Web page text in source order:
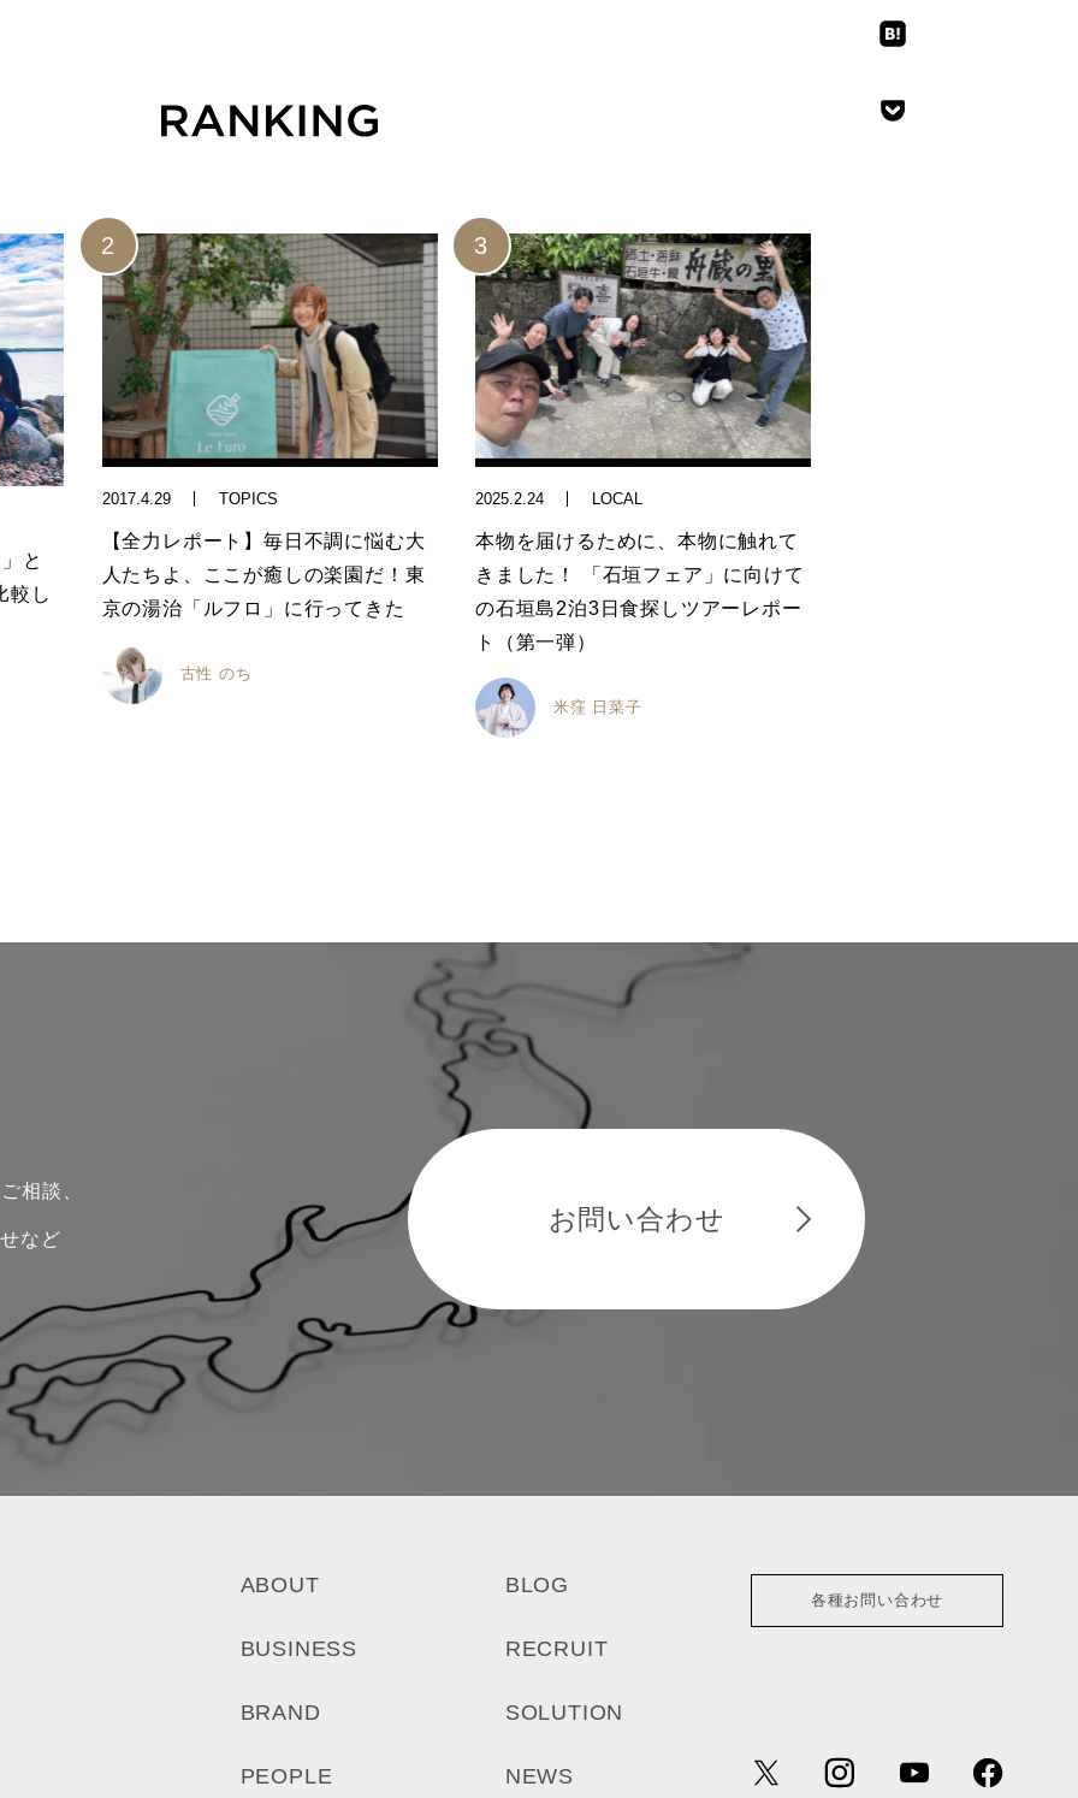
と
較し
2017.4.29 TOPICS
【全力レポート】毎日不調に悩む大
人たちよ、ここが癒しの楽園だ！東
京の湯治「ルフロ」に行ってきた
古性 のち
2025.2.24 LOCAL
本物を届けるために、本物に触れて
きました！ 「石垣フェア」に向けて
の石垣島2泊3日食探しツアーレポー
ト（第一弾）
米窪 日菜子
相談、
など
お問い合わせ
ABOUT
BUSINESS
BRAND
PEOPLE
BLOG
RECRUIT
SOLUTION
NEWS
各種お問い合わせ